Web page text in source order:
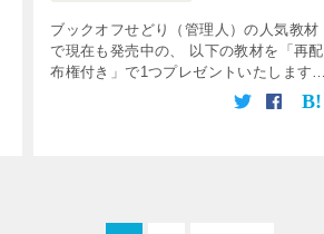
ブックオフせどり（管理人）の人気教材
で現在も発売中の、 以下の教材を「再配
布権付き」で1つプレゼントいたします。
ヤフオクハンター ウイニング・ザ・レイ
ンボー ブックオフせどり著、オークショ